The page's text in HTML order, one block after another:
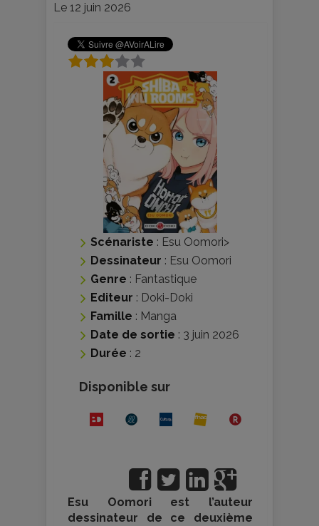
Le 12 juin 2026
Scénariste : Esu Oomori>
Dessinateur : Esu Oomori
Genre : Fantastique
Editeur : Doki-Doki
Famille : Manga
Date de sortie : 3 juin 2026
Durée : 2
Disponible sur
Esu Oomori est l’auteur
dessinateur de ce deuxième